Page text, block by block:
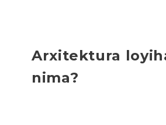
Arxitektura
nima?